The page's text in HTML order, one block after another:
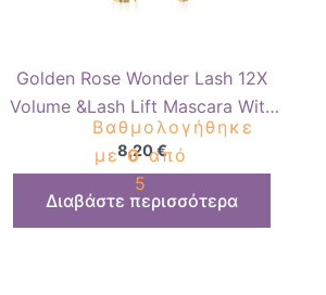
Golden Rose Wonder Lash 12X
Volume &Lash Lift Mascara With
Pro-Vitamin B5
Βαθμολογήθηκε
με0από
5
8,20€
Διαβάστε περισσότερα